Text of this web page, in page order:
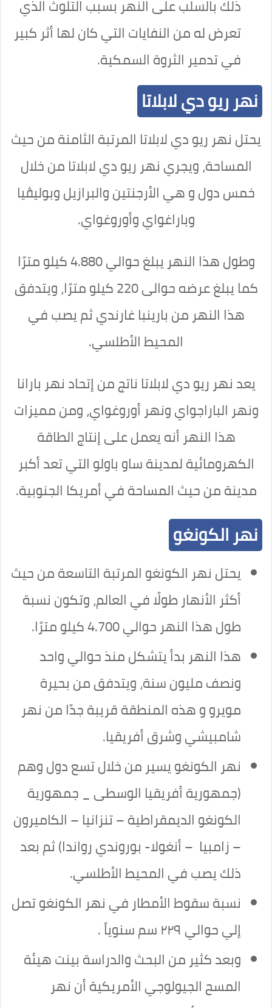
ذلك بالسلب على النهر بسبب التلوث الذي
تعرض له من النفايات التي كان لها أثر كبير
في تدمير الثروة السمكية.
نهر ريو دي لابلاتا
يحتل نهر ريو دي لابلاتا المرتبة الثامنة من حيث
المساحة، ويجري نهر ريو دي لابلاتا من خلال
خمس دول و هي الأرجنتين والبرازيل وبوليڤيا
وباراغواي وأوروغواي.
وطول هذا النهر يبلغ حوالي 4.880 كيلو مترًا
كما يبلغ عرضه حوالى 220 كيلو مترًا، ويتدفق
هذا النهر من بارينبا غارندي ثم يصب في
المحيط الأطلسي.
يعد نهر ريو دي لابلاتا ناتج من إتحاد نهر بارانا
ونهر الباراجواي ونهر أوروغواي، ومن مميزات
هذا النهر أنه يعمل على إنتاج الطاقة
الكهرومائية لمدينة ساو باولو التي تعد أكبر
مدينة من حيث المساحة في أمريكا الجنوبية.
نهر الكونغو
يحتل نهر الكونغو المرتبة التاسعة من حيث
أكثر الأنهار طولًا في العالم، وتكون نسبة
طول هذا النهر حوالي 4.700 كيلو مترًا.
هذا النهر بدأ يتشكل منذ حوالي واحد
ونصف مليون سنة، ويتدفق من بحيرة
مويرو و هذه المنطقة قريبة جدًا من نهر
شامبيشي وشرق أفريقيا.
نهر الكونغو يسير من خلال تسع دول وهم
(جمهورية أفريقيا الوسطى _ جمهورية
الكونغو الديمقراطية – تنزانيا – الكاميرون
– زامبيا – أنغولا- بوروندي رواندا) ثم بعد
ذلك يصب في المحيط الأطلسي.
نسبة سقوط الأمطار في نهر الكونغو تصل
إلي حوالي ٢٢٩ سم سنوياً .
وبعد كثير من البحث والدراسة بينت هيئة
المسح الجيولوجي الأمريكية أن نهر